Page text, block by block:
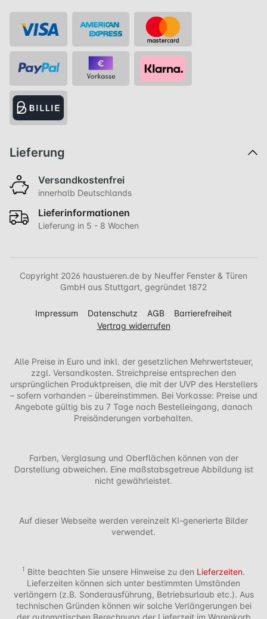
Copyright 2026 haustueren.de by Neuffer Fenster & Türen
GmbH aus Stuttgart, gegründet 1872
Lieferung
Versandkostenfrei
innerhalb Deutschlands
Lieferinformationen
Lieferung in 5 - 8 Wochen
Impressum Datenschutz AGB
Barrierefreiheit
Vertrag widerrufen
Alle Preise in Euro und inkl. der gesetzlichen Mehrwertsteuer,
zzgl. Versandkosten. Streichpreise entsprechen den
ursprünglichen Produktpreisen, die mit der UVP des Herstellers
– sofern vorhanden – übereinstimmen. Bei Vorkasse: Preise und
Angebote gültig bis zu 7 Tage nach Bestelleingang, danach
Preisänderungen vorbehalten.
Farben, Verglasung und Oberflächen können von der
Darstellung abweichen. Eine maßstabsgetreue Abbildung ist
nicht gewährleistet.
Auf dieser Webseite werden vereinzelt KI-generierte Bilder
verwendet.
1 Bitte beachten Sie unsere Hinweise zu den Lieferzeiten.
Lieferzeiten können sich unter bestimmten Umständen
verlängern (z.B. Sonderausführung, Betriebsurlaub etc.). Aus
technischen Gründen können wir solche Verlängerungen bei
der automatischen Berechnung der Lieferzeit im Warenkorb